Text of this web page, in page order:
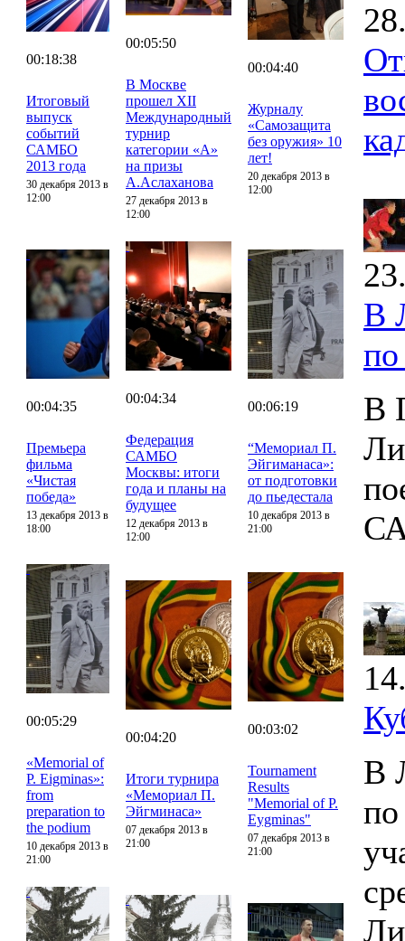
00:18:38
Итоговый
выпуск
событий
САМБО
2013 года
30 декабря 2013 в
12:00
00:05:50
В Москве
прошел XII
Международный
турнир
категории «А»
на призы
А.Аслаханова
27 декабря 2013 в
12:00
00:04:40
Журналу
«Самозащита
без оружия» 10
лет!
20 декабря 2013 в
12:00
00:04:35
Премьера
фильма
«Чистая
победа»
13 декабря 2013 в
18:00
00:04:34
Федерация
САМБО
Москвы: итоги
года и планы на
будущее
12 декабря 2013 в
12:00
00:06:19
“Мемориал П.
Эйгиманаса»:
от подготовки
до пьедестала
10 декабря 2013 в
21:00
00:05:29
«Memorial of
P. Eigminas»:
from
preparation to
the podium
10 декабря 2013 в
21:00
00:04:20
Итоги турнира
«Мемориал П.
Эйгминаса»
07 декабря 2013 в
21:00
00:03:02
Tournament
Results
"Memorial of P.
Eygminas"
07 декабря 2013 в
21:00
В
В
В